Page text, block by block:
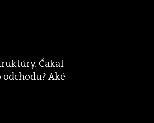
Čakal
odchodu? Aké